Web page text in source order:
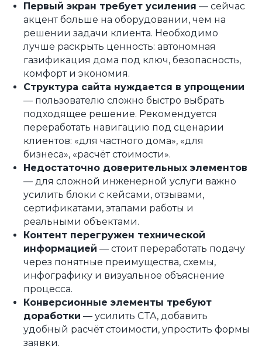
Первый экран требует усиления — сейчас
акцент больше на оборудовании, чем на
решении задачи клиента. Необходимо
лучше раскрыть ценность: автономная
газификация дома под ключ, безопасность,
комфорт и экономия.
Структура сайта нуждается в упрощении
— пользователю сложно быстро выбрать
подходящее решение. Рекомендуется
переработать навигацию под сценарии
клиентов: «для частного дома», «для
бизнеса», «расчёт стоимости».
Недостаточно доверительных элементов
— для сложной инженерной услуги важно
усилить блоки с кейсами, отзывами,
сертификатами, этапами работы и
реальными объектами.
Контент перегружен технической
информацией — стоит переработать подачу
через понятные преимущества, схемы,
инфографику и визуальное объяснение
процесса.
Конверсионные элементы требуют
доработки — усилить CTA, добавить
удобный расчёт стоимости, упростить формы
заявки.